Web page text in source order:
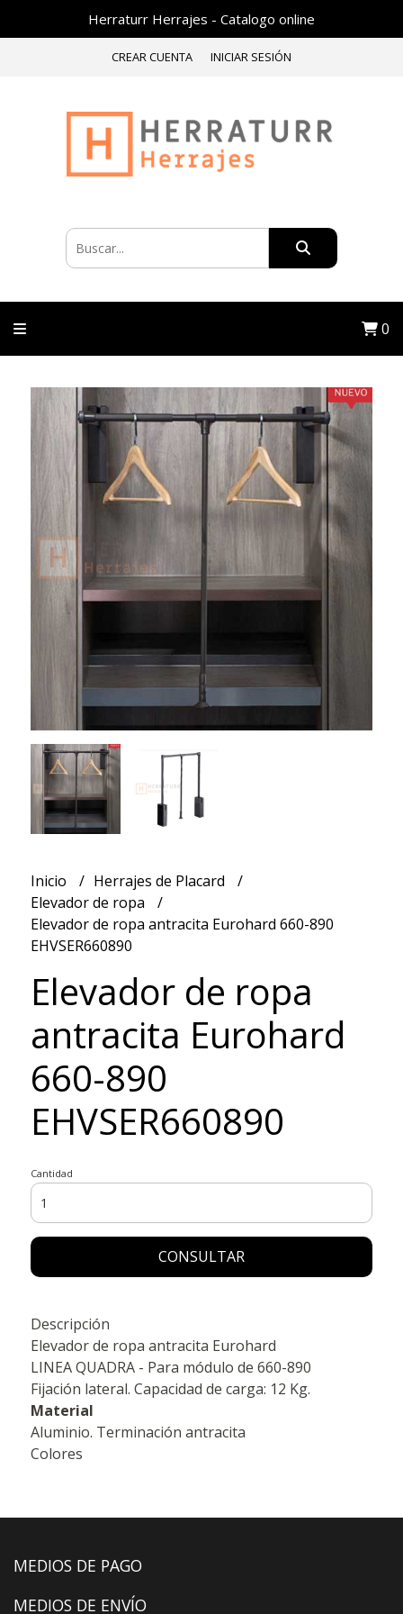
Herraturr Herrajes - Catalogo online
CREAR CUENTA INICIAR SESIÓN
0
Inicio
Herrajes de Placard
Elevador de ropa
Elevador de ropa antracita Eurohard 660-890
EHVSER660890
Elevador de ropa
antracita Eurohard
660-890
EHVSER660890
Cantidad
CONSULTAR
Descripción
Elevador de ropa antracita Eurohard
LINEA QUADRA - Para módulo de 660-890
Fijación lateral. Capacidad de carga: 12 Kg.
Material
Aluminio. Terminación antracita
Colores
MEDIOS DE PAGO
MEDIOS DE ENVÍO